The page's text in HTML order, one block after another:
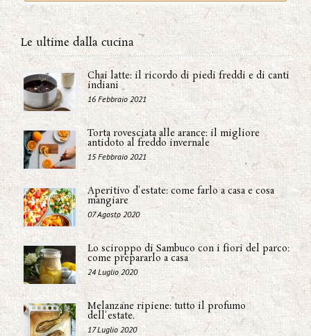
Le ultime dalla cucina
Chai latte: il ricordo di piedi freddi e di canti
indiani
16 Febbraio 2021
Torta rovesciata alle arance: il migliore
antidoto al freddo invernale
15 Febbraio 2021
Aperitivo d'estate: come farlo a casa e cosa
mangiare
07 Agosto 2020
Lo sciroppo di Sambuco con i fiori del parco:
come prepararlo a casa
24 Luglio 2020
Melanzane ripiene: tutto il profumo
dell'estate.
17 Luglio 2020